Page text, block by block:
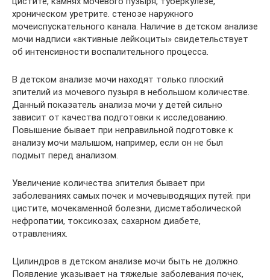
хроническом уретрите. стенозе наружного
мочеиспускательного канала. Наличие в детском анализе
мочи надписи «активные лейкоциты» свидетельствует
об интенсивности воспалительного процесса.
В детском анализе мочи находят только плоский
эпителий из мочевого пузыря в небольшом количестве.
Данный показатель анализа мочи у детей сильно
зависит от качества подготовки к исследованию.
Повышение бывает при неправильной подготовке к
анализу мочи малышом, например, если он не был
подмыт перед анализом.
Увеличение количества эпителия бывает при
заболеваниях самых почек и мочевыводящих путей: при
цистите, мочекаменной болезни, дисметаболической
нефропатии, токсикозах, сахарном диабете,
отравлениях.
Цилиндров в детском анализе мочи быть не должно.
Появление указывает на тяжелые заболевания почек,